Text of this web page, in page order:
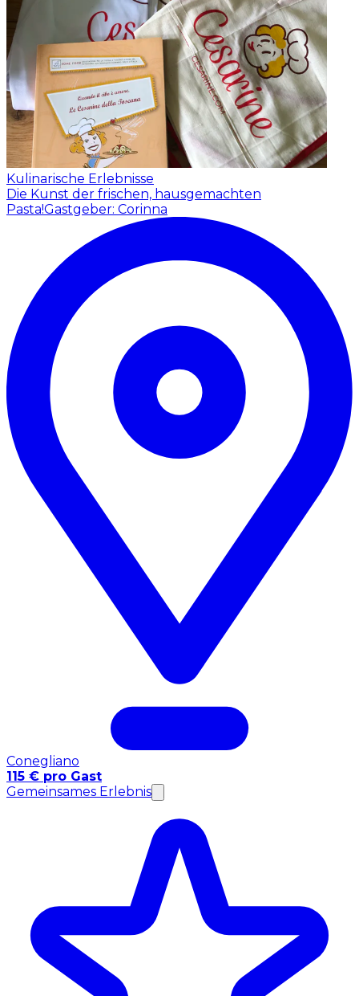
Kulinarische Erlebnisse
Die Kunst der frischen, hausgemachten
Pasta!Gastgeber: Corinna
Conegliano
115 € pro Gast
Gemeinsames Erlebnis